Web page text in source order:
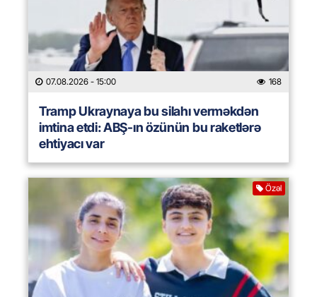
07.08.2026 - 15:00 168
Tramp Ukraynaya bu silahı verməkdən
imtina etdi: ABŞ-ın özünün bu raketlərə
ehtiyacı var
Özəl